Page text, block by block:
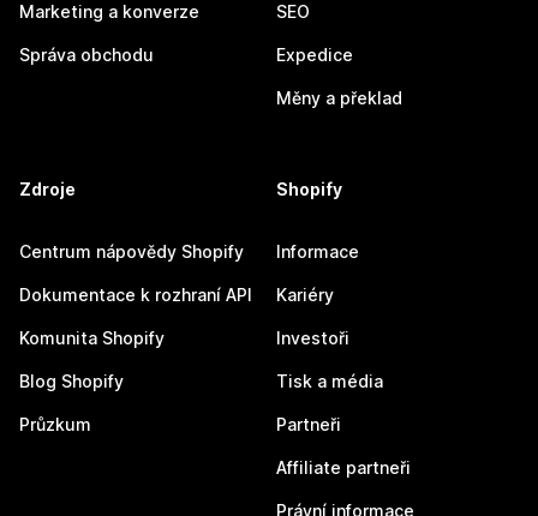
Marketing a konverze
Správa obchodu
SEO
Expedice
Měny a překlad
Zdroje
Centrum nápovědy Shopify
Dokumentace k rozhraní API
Komunita Shopify
Blog Shopify
Průzkum
Shopify
Informace
Kariéry
Investoři
Tisk a média
Partneři
Affiliate partneři
Právní informace